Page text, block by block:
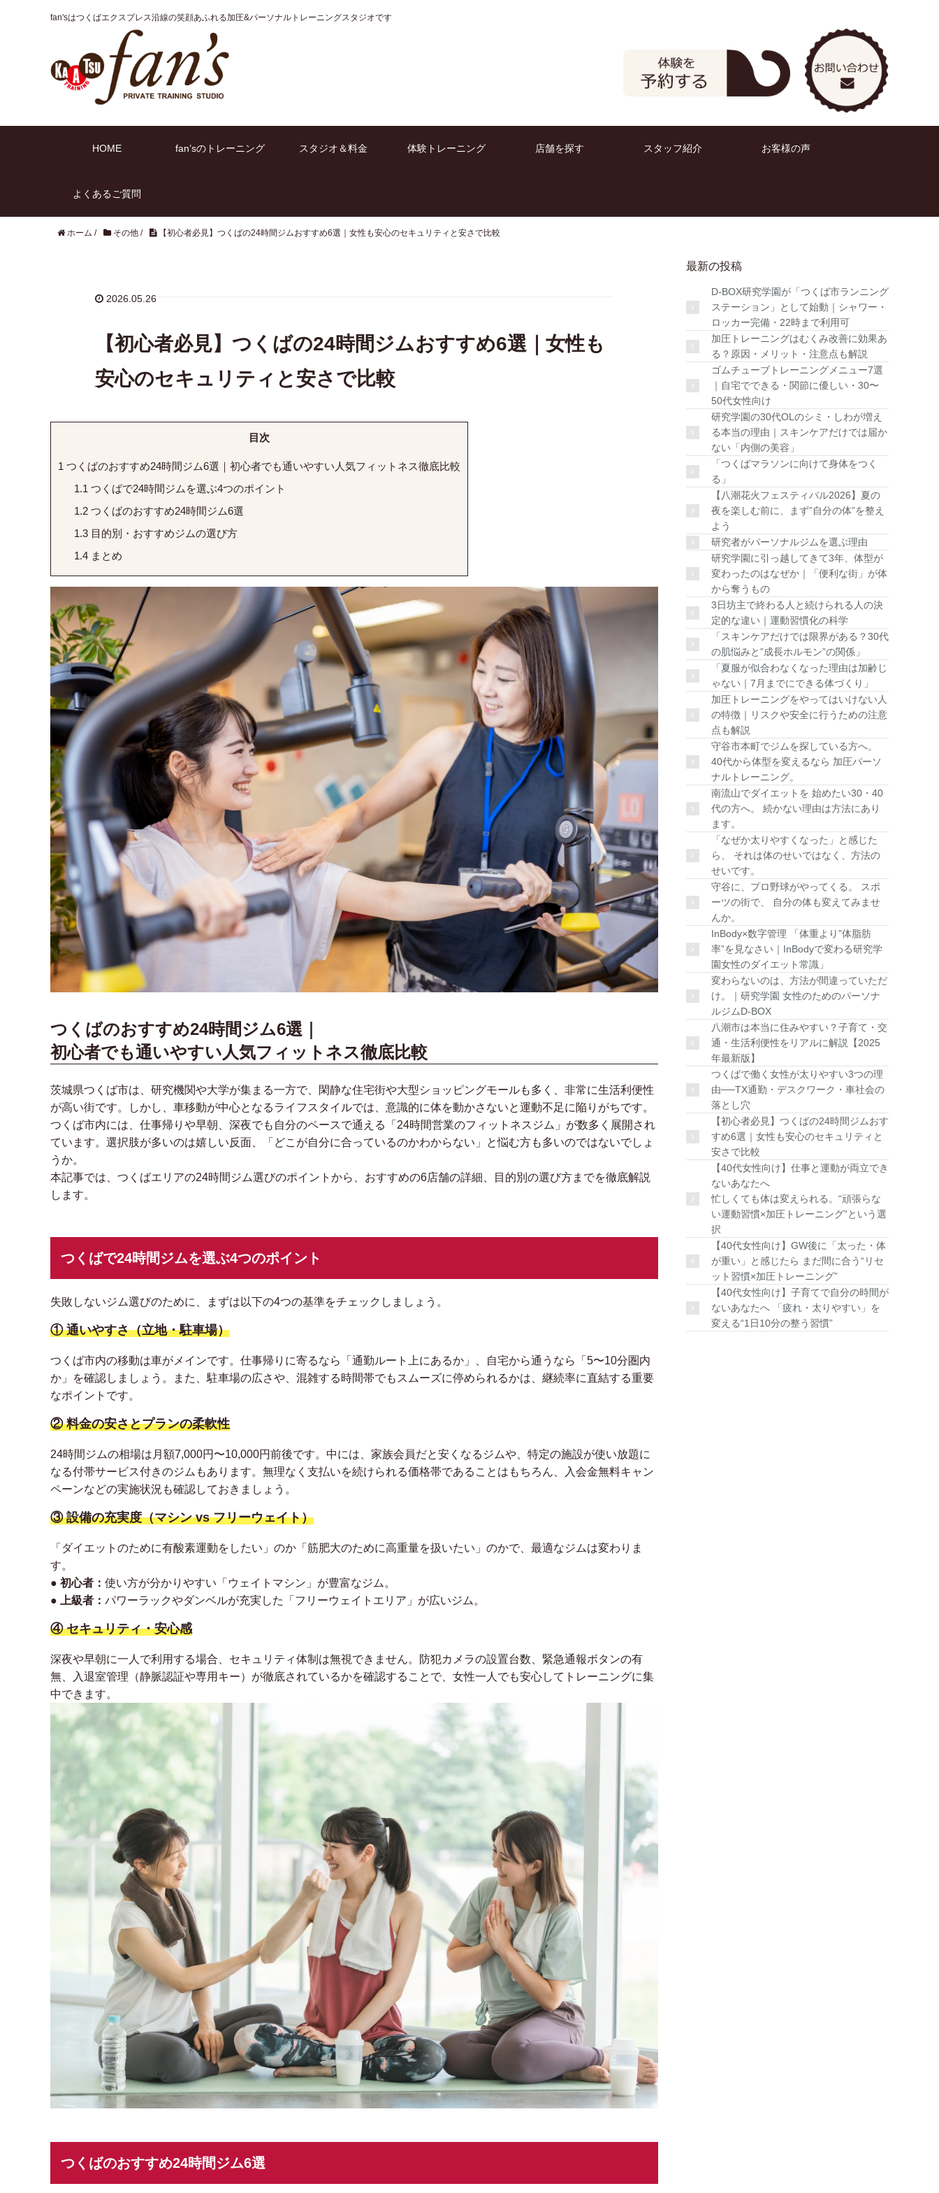
fan'sはつくばエクスプレス沿線の笑顔あふれる加圧&パーソナルトレーニングスタジオです
体験予約
HOME fan’sのトレーニング スタジオ＆料金 体験トレーニング 店舗を探す スタッフ紹介 お客様の声
よくあるご質問
ホーム / その他 / 【初心者必見】つくばの24時間ジムおすすめ6選｜女性も安心のセキュリティと安さで比較
2026.05.26
【初心者必見】つくばの24時間ジムおすすめ6選｜女性も
安心のセキュリティと安さで比較
目次
1 つくばのおすすめ24時間ジム6選｜初心者でも通いやすい人気フィットネス徹底比較
1.1 つくばで24時間ジムを選ぶ4つのポイント
1.2つくばのおすすめ24時間ジム6選
1.3目的別・おすすめジムの選び方
1.4まとめ
つくばのおすすめ24時間ジム6選｜
初心者でも通いやすい人気フィットネス徹底比較
茨城県つくば市は、研究機関や大学が集まる一方で、閑静な住宅街や大型ショッピングモールも多く、非常に生活利便性
が高い街です。しかし、車移動が中心となるライフスタイルでは、意識的に体を動かさないと運動不足に陥りがちです。
つくば市内には、仕事帰りや早朝、深夜でも自分のペースで通える「24時間営業のフィットネスジム」が数多く展開され
ています。選択肢が多いのは嬉しい反面、「どこが自分に合っているのかわからない」と悩む方も多いのではないでしょ
うか。
本記事では、つくばエリアの24時間ジム選びのポイントから、おすすめの6店舗の詳細、目的別の選び方までを徹底解説
します。
つくばで24時間ジムを選ぶ4つのポイント
失敗しないジム選びのために、まずは以下の4つの基準をチェックしましょう。
① 通いやすさ（立地・駐車場）
つくば市内の移動は車がメインです。仕事帰りに寄るなら「通勤ルート上にあるか」、自宅から通うなら「5〜10分圏内
か」を確認しましょう。また、駐車場の広さや、混雑する時間帯でもスムーズに停められるかは、継続率に直結する重要
なポイントです。
② 料金の安さとプランの柔軟性
24時間ジムの相場は月額7,000円〜10,000円前後です。中には、家族会員だと安くなるジムや、特定の施設が使い放題に
なる付帯サービス付きのジムもあります。無理なく支払いを続けられる価格帯であることはもちろん、入会金無料キャン
ペーンなどの実施状況も確認しておきましょう。
③ 設備の充実度（マシン vs フリーウェイト）
「ダイエットのために有酸素運動をしたい」のか「筋肥大のために高重量を扱いたい」のかで、最適なジムは変わりま
す。
● 初心者： 使い方が分かりやすい「ウェイトマシン」が豊富なジム。
● 上級者： パワーラックやダンベルが充実した「フリーウェイトエリア」が広いジム。
④ セキュリティ・安心感
深夜や早朝に一人で利用する場合、セキュリティ体制は無視できません。防犯カメラの設置台数、緊急通報ボタンの有
無、入退室管理（静脈認証や専用キー）が徹底されているかを確認することで、女性一人でも安心してトレーニングに集
中できます。
つくばのおすすめ24時間ジム6選
最新の投稿
D-BOX研究学園が「つくば市ランニング
ステーション」として始動｜シャワー・
ロッカー完備・22時まで利用可
加圧トレーニングはむくみ改善に効果あ
る？原因・メリット・注意点も解説
ゴムチューブトレーニングメニュー7選
｜自宅でできる・関節に優しい・30〜
50代女性向け
研究学園の30代OLのシミ・しわが増え
る本当の理由｜スキンケアだけでは届か
ない「内側の美容」
「つくばマラソンに向けて身体をつく
る」
【八潮花火フェスティバル2026】夏の
夜を楽しむ前に、まず”自分の体”を整え
よう
研究者がパーソナルジムを選ぶ理由
研究学園に引っ越してきて3年、体型が
変わったのはなぜか｜「便利な街」が体
から奪うもの
3日坊主で終わる人と続けられる人の決
定的な違い｜運動習慣化の科学
「スキンケアだけでは限界がある？30代
の肌悩みと”成長ホルモン”の関係」
「夏服が似合わなくなった理由は加齢じ
ゃない｜7月までにできる体づくり」
加圧トレーニングをやってはいけない人
の特徴｜リスクや安全に行うための注意
点も解説
守谷市本町でジムを探している方へ。
40代から体型を変えるなら 加圧パーソ
ナルトレーニング。
南流山でダイエットを 始めたい30・40
代の方へ。 続かない理由は方法にあり
ます。
「なぜか太りやすくなった」と感じた
ら、 それは体のせいではなく、方法の
せいです。
守谷に、プロ野球がやってくる。 スポ
ーツの街で、 自分の体も変えてみませ
んか。
InBody×数字管理 「体重より”体脂肪
率”を見なさい｜InBodyで変わる研究学
園女性のダイエット常識」
変わらないのは、方法が間違っていただ
け。｜研究学園 女性のためのパーソナ
ルジムD-BOX
八潮市は本当に住みやすい？子育て・交
通・生活利便性をリアルに解説
【2025
年最新版】
つくばで働く女性が太りやすい3つの理
由──TX通勤・デスクワーク・車社会の
落とし穴
【初心者必見】つくばの24時間ジムおす
すめ6選｜女性も安心のセキュリティと
安さで比較
【40代女性向け】仕事と運動が両立でき
ないあなたへ
忙しくても体は変えられる。“頑張らな
い運動習慣×加圧トレーニング”という選
択
【40代女性向け】GW後に「太った・体
が重い」と感じたら まだ間に合う“リセ
ット習慣×加圧トレーニング”
【40代女性向け】子育てで自分の時間が
ないあなたへ 「疲れ・太りやすい」を
変える“1日10分の整う習慣”